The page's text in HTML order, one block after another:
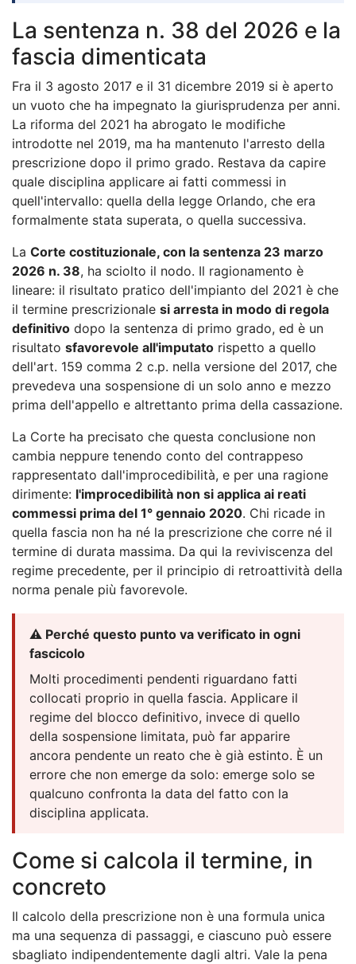
La sentenza n. 38 del 2026 e la
fascia dimenticata
Fra il 3 agosto 2017 e il 31 dicembre 2019 si è aperto
un vuoto che ha impegnato la giurisprudenza per anni.
La riforma del 2021 ha abrogato le modifiche
introdotte nel 2019, ma ha mantenuto l'arresto della
prescrizione dopo il primo grado. Restava da capire
quale disciplina applicare ai fatti commessi in
quell'intervallo: quella della legge Orlando, che era
formalmente stata superata, o quella successiva.
La Corte costituzionale, con la sentenza 23 marzo
2026 n. 38, ha sciolto il nodo. Il ragionamento è
lineare: il risultato pratico dell'impianto del 2021 è che
il termine prescrizionale si arresta in modo di regola
definitivo dopo la sentenza di primo grado, ed è un
risultato sfavorevole all'imputato rispetto a quello
dell'art. 159 comma 2 c.p. nella versione del 2017, che
prevedeva una sospensione di un solo anno e mezzo
prima dell'appello e altrettanto prima della cassazione.
La Corte ha precisato che questa conclusione non
cambia neppure tenendo conto del contrappeso
rappresentato dall'improcedibilità, e per una ragione
dirimente: l'improcedibilità non si applica ai reati
commessi prima del 1° gennaio 2020. Chi ricade in
quella fascia non ha né la prescrizione che corre né il
termine di durata massima. Da qui la reviviscenza del
regime precedente, per il principio di retroattività della
norma penale più favorevole.
⚠️ Perché questo punto va verificato in ogni
fascicolo
Molti procedimenti pendenti riguardano fatti
collocati proprio in quella fascia. Applicare il
regime del blocco definitivo, invece di quello
della sospensione limitata, può far apparire
ancora pendente un reato che è già estinto. È un
errore che non emerge da solo: emerge solo se
qualcuno confronta la data del fatto con la
disciplina applicata.
Come si calcola il termine, in
concreto
Il calcolo della prescrizione non è una formula unica
ma una sequenza di passaggi, e ciascuno può essere
sbagliato indipendentemente dagli altri. Vale la pena